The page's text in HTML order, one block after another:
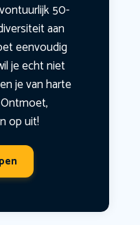
50-
aan
eenvoudig
je echt niet
je van harte
op uit!